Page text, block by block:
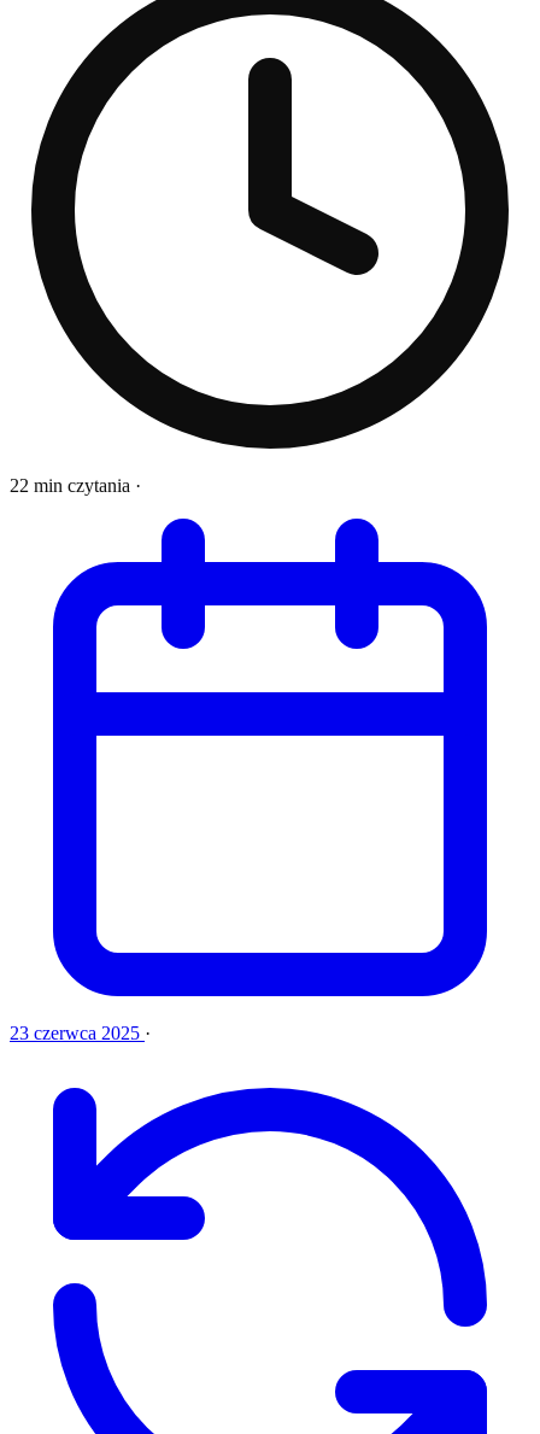
22 min czytania ·
23 czerwca 2025 ·